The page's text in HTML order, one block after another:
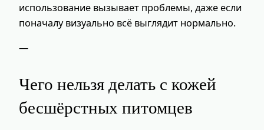
использование вызывает проблемы, даже если
поначалу визуально всё выглядит нормально.
—
Чего нельзя делать с кожей
бесшёрстных питомцев